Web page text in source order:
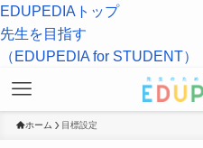
EDUPEDIAトップ
先生を目指す
（EDUPEDIA for STUDENT）
ホーム 目標設定